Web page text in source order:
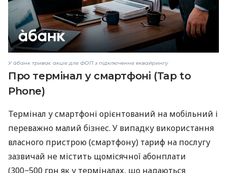
У àбанк триває акція для ФОП з підключення еквайрингу
Про термінал у смартфоні (Tap to
Phone)
Термінал у смартфоні орієнтований на мобільний і
переважно малий бізнес. У випадку використання
власного пристрою (смартфону) тариф на послугу
зазвичай не містить щомісячної абонплати
(300−500 грн як у терміналах, що надаються